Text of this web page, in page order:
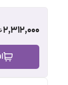
2,312,000